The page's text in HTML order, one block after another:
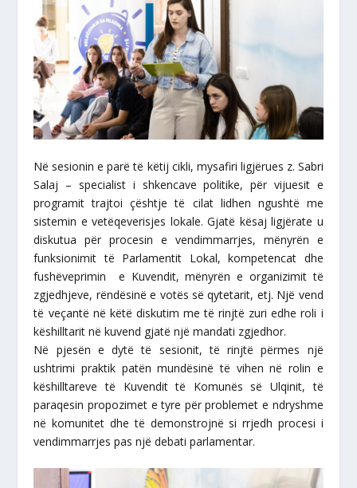
Në sesionin e parë të këtij cikli, mysafiri ligjërues z. Sabri
Salaj – specialist i shkencave politike, për vijuesit e
programit trajtoi çështje të cilat lidhen ngushtë me
sistemin e vetëqeverisjes lokale. Gjatë kësaj ligjërate u
diskutua për procesin e vendimmarrjes, mënyrën e
funksionimit të Parlamentit Lokal, kompetencat dhe
fushëveprimin e Kuvendit, mënyrën e organizimit të
zgjedhjeve, rëndësinë e votës së qytetarit, etj. Një vend
të veçantë në këtë diskutim me të rinjtë zuri edhe roli i
këshilltarit në kuvend gjatë një mandati zgjedhor.
Në pjesën e dytë të sesionit, të rinjtë përmes një
ushtrimi praktik patën mundësinë të vihen në rolin e
këshilltareve të Kuvendit të Komunës së Ulqinit, të
paraqesin propozimet e tyre për problemet e ndryshme
në komunitet dhe të demonstrojnë si rrjedh procesi i
vendimmarrjes pas një debati parlamentar.